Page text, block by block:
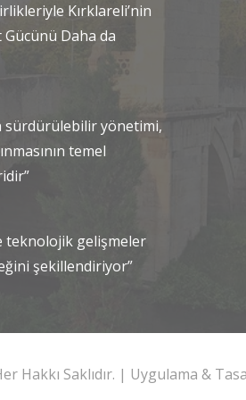
Kırklareli’nin
Gücünü Daha da
sürdürülebilir yönetimi,
temel
teknolojik gelişmeler
şekillendiriyor”
Hakkı Saklıdır. | Uygulama &